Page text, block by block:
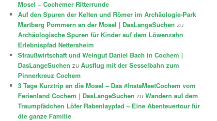
Mosel – Cochemer Ritterrunde
Auf den Spuren der Kelten und Römer im Archäologie-Park
Martberg Pommern an der Mosel | DasLangeSuchen zu
Archäologische Spuren für Kinder auf dem Löwenzahn
Erlebnispfad Nettersheim
Straußwirtschaft und Weingut Daniel Bach in Cochem |
DasLangeSuchen zuAusflug mit der Sesselbahn zum
Pinnerkreuz Cochem
3 Tage Kurztrip an die Mosel – Das #InstaMeetCochem vom
Ferienland Cochem | DasLangeSuchen zuWandern auf dem
Traumpfädchen Löfer Rabenlaypfad – Eine Abenteuertour für
die ganze Familie